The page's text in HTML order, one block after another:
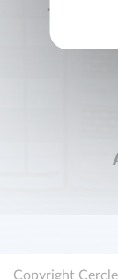
+33 (0) 1
Copyright